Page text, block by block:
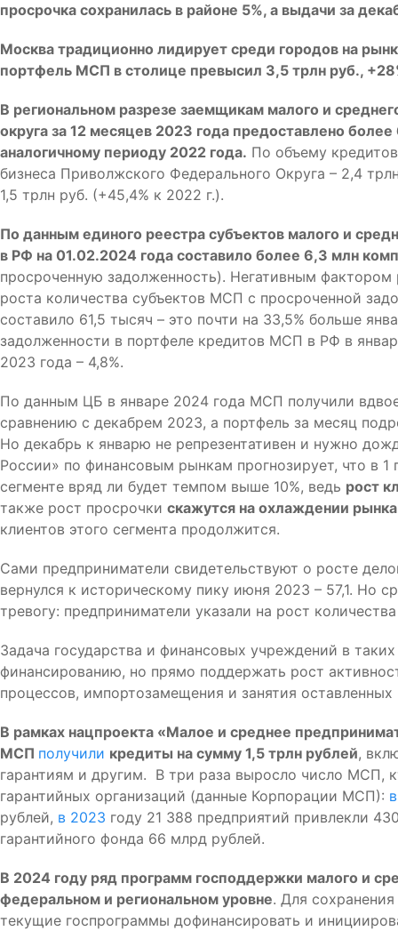
просрочка сохранилась в районе 5%, а выдачи за
Москва традиционно лидирует среди городов на
портфель МСП в столице превысил 3,5 трлн руб.,
В региональном разрезе заемщикам малого и
округа за 12 месяцев 2023 года предоставлено
аналогичному периоду 2022 года. По объему
бизнеса Приволжского Федерального Округа – 2,4
1,5 трлн руб. (+45,4% к 2022 г.).
По данным единого реестра субъектов малого и
в РФ на 01.02.2024 года составило более 6,3 млн
просроченную задолженность). Негативным
роста количества субъектов МСП с просроченной
составило 61,5 тысяч – это почти на 33,5% больше
задолженности в портфеле кредитов МСП в РФ в
2023 года – 4,8%.
По данным ЦБ в январе 2024 года МСП получили
сравнению с декабрем 2023, а портфель за месяц
Но декабрь к январю не репрезентативен и нужно
России» по финансовым рынкам прогнозирует, что в
сегменте вряд ли будет темпом выше 10%, ведь рост
также рост просрочки скажутся на охлаждении
клиентов этого сегмента продолжится.
Сами предприниматели свидетельствуют о росте
вернулся к историческому пику июня 2023 – 57,1. Но
тревогу: предприниматели указали на рост
Задача государства и финансовых учреждений в
финансированию, но прямо поддержать рост
процессов, импортозамещения и занятия
В рамках нацпроекта «Малое и среднее
МСП получили кредиты на сумму 1,5 трлн рублей,
гарантиям и другим. В три раза выросло число МСП,
гарантийных организаций (данные Корпорации МСП):
рублей, в 2023 году 21 388 предприятий привлекли
гарантийного фонда 66 млрд рублей.
В 2024 году ряд программ господдержки малого и
федеральном и региональном уровне. Для
текущие госпрограммы дофинансировать и